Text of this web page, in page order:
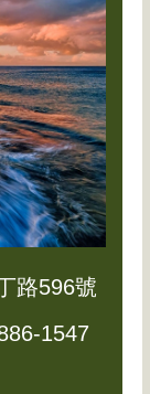
路596號
1547